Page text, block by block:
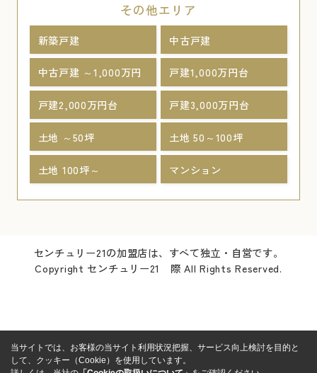
その他エリア
新築戸建 中古戸建
中古戸建 ～1,000万円 戸建1,000万円台
戸建2,000万円台 戸建3,000万円台
土地 ～50坪 土地 50～100坪
土地 100坪～ マンション
センチュリー21の加盟店は、すべて独立・自営です。
Copyright センチュリー21 際 All Rights Reserved.
当サイトでは、お客様の当サイト利用状況把握、サービス向上検討を目的と
して、クッキー（Cookie）を使用しています。